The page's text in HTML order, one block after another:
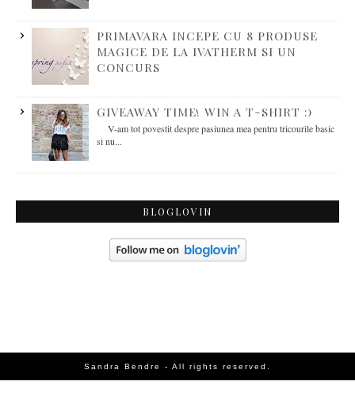
PRIMAVARA INCEPE CU 8 PRODUSE
MAGICE DE LA IVATHERM SI UN
CONCURS
GIVEAWAY TIME! WIN A T-SHIRT :)
V-am tot povestit despre pasiunea mea pentru tricourile basic
si nu...
BLOGLOVIN
Sandra Bendre - All rights reserved.